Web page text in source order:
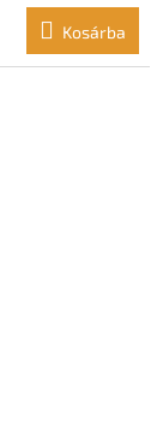
Kosárba